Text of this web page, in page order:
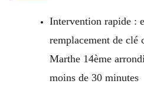
Intervention rapide :
remplacement de clé
Marthe 14ème
moins de 30 minutes